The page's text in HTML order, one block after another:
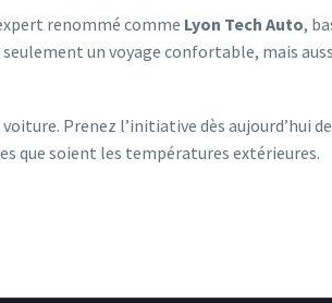
renommé comme Lyon Tech Auto,
un voyage confortable, mais
Prenez l’initiative dès aujourd’hui
que soient les températures extérieures.